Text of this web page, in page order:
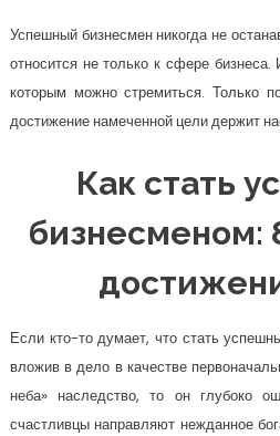
Успешный бизнесмен никогда не
относится не только к сфере
которым можно стремиться. Только
достижение намеченной цели держит
Как стать
бизнесменом:
Если кто-то думает, что стать
вложив в дело в качестве
неба» наследство, то он глубоко
счастливцы направляют нежданное